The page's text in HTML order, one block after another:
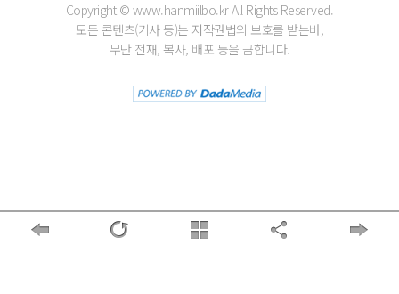
Copyright © www.hanmiilbo.kr All Rights Reserved.
모든 콘텐츠(기사 등)는 저작권법의 보호를 받는바,
무단 전재, 복사, 배포 등을 금합니다.